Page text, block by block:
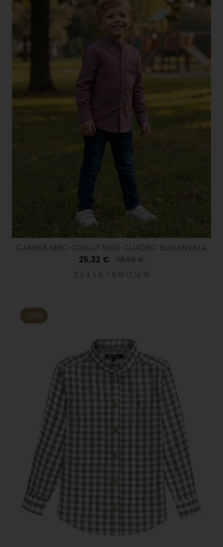
CAMISA NIÑO CUELLO MAO CUADRO BUGANVILLA
25,32 € 38,95 €
2 3 4 5 6 7 8 10 12 14 16
-35%